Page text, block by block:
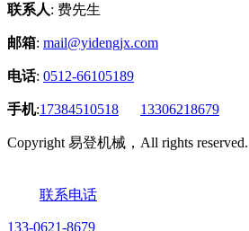
联系人: 费先生
邮箱: mail@yidengjx.com
电话: 0512-66105189
手机:17384510518 13306218679
Copyright 易登机械，All rights reserved.
联系电话
133-0621-8679